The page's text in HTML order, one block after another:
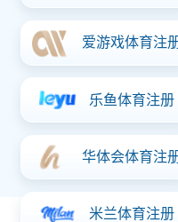
本平台主要提供爱游戏最
讯分发、用户互动等功能
整。
四、用户行为规范
用户承诺不利用本平台从事
发布、传播违法或侵权信
实施恶意攻击、干扰平